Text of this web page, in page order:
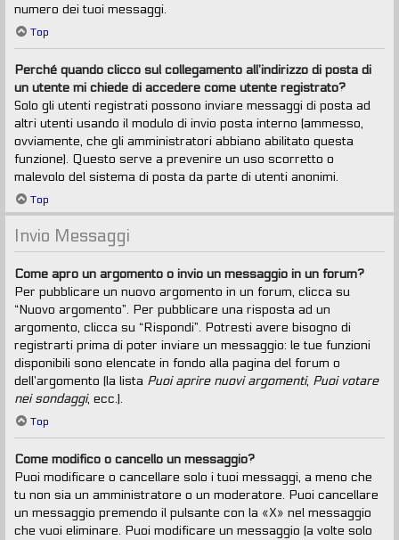
numero dei tuoi messaggi.
Top
Perché quando clicco sul collegamento all’indirizzo di posta di
un utente mi chiede di accedere come utente registrato?
Solo gli utenti registrati possono inviare messaggi di posta ad
altri utenti usando il modulo di invio posta interno (ammesso,
ovviamente, che gli amministratori abbiano abilitato questa
funzione). Questo serve a prevenire un uso scorretto o
malevolo del sistema di posta da parte di utenti anonimi.
Top
Invio Messaggi
Come apro un argomento o invio un messaggio in un forum?
Per pubblicare un nuovo argomento in un forum, clicca su
“Nuovo argomento”. Per pubblicare una risposta ad un
argomento, clicca su “Rispondi”. Potresti avere bisogno di
registrarti prima di poter inviare un messaggio: le tue funzioni
disponibili sono elencate in fondo alla pagina del forum o
dell’argomento (la lista Puoi aprire nuovi argomenti, Puoi votare
nei sondaggi, ecc.).
Top
Come modifico o cancello un messaggio?
Puoi modificare o cancellare solo i tuoi messaggi, a meno che
tu non sia un amministratore o un moderatore. Puoi cancellare
un messaggio premendo il pulsante con la «X» nel messaggio
che vuoi eliminare. Puoi modificare un messaggio (a volte solo